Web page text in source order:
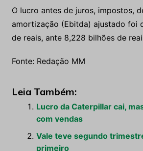
O lucro antes de juros, impostos,
amortização (Ebitda) ajustado foi
de reais, ante 8,228 bilhões de
Fonte: Redação MM
Leia Também:
Lucro da Caterpillar cai,
com vendas
Vale teve segundo
primeiro